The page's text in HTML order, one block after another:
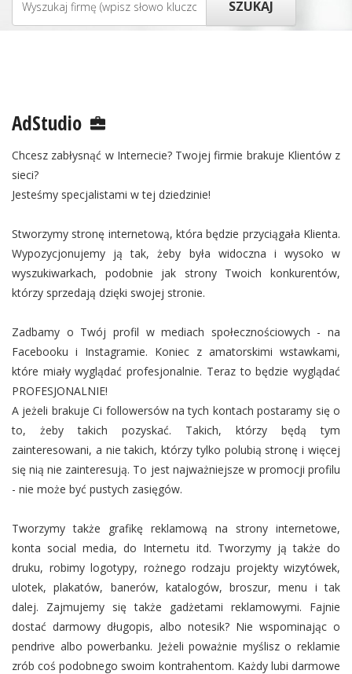
AdStudio
Chcesz zabłysnąć w Internecie? Twojej firmie brakuje Klientów z
sieci?
Jesteśmy specjalistami w tej dziedzinie!
Stworzymy stronę internetową, która będzie przyciągała Klienta.
Wypozycjonujemy ją tak, żeby była widoczna i wysoko w
wyszukiwarkach, podobnie jak strony Twoich konkurentów,
którzy sprzedają dzięki swojej stronie.
Zadbamy o Twój profil w mediach społecznościowych - na
Facebooku i Instagramie. Koniec z amatorskimi wstawkami,
które miały wyglądać profesjonalnie. Teraz to będzie wyglądać
PROFESJONALNIE!
A jeżeli brakuje Ci followersów na tych kontach postaramy się o
to, żeby takich pozyskać. Takich, którzy będą tym
zainteresowani, a nie takich, którzy tylko polubią stronę i więcej
się nią nie zainteresują. To jest najważniejsze w promocji profilu
- nie może być pustych zasięgów.
Tworzymy także grafikę reklamową na strony internetowe,
konta social media, do Internetu itd. Tworzymy ją także do
druku, robimy logotypy, rożnego rodzaju projekty wizytówek,
ulotek, plakatów, banerów, katalogów, broszur, menu i tak
dalej. Zajmujemy się także gadżetami reklamowymi. Fajnie
dostać darmowy długopis, albo notesik? Nie wspominając o
pendrive albo powerbanku. Jeżeli poważnie myślisz o reklamie
zrób coś podobnego swoim kontrahentom. Każdy lubi darmowe